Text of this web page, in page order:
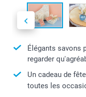
Élégants savons
regarder
Un cadeau de
toutes les